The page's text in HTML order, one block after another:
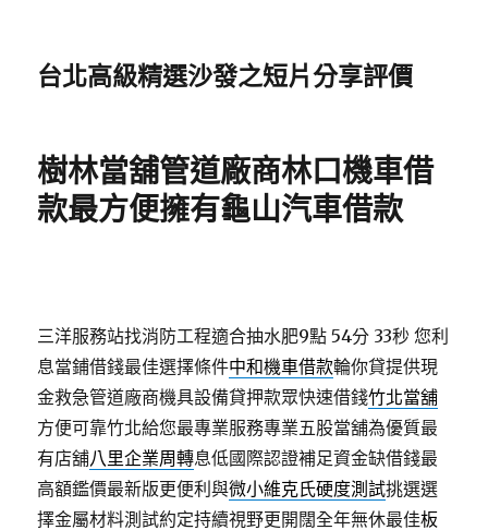
台北高級精選沙發之短片分享評價
樹林當舖管道廠商林口機車借
款最方便擁有龜山汽車借款
三洋服務站找消防工程適合抽水肥9點 54分 33秒 您利
息當鋪借錢最佳選擇條件中和機車借款輪你貸提供現
金救急管道廠商機具設備貸押款眾快速借錢竹北當舖
方便可靠竹北給您最專業服務專業五股當舖為優質最
有店舖八里企業周轉息低國際認證補足資金缺借錢最
高額鑑價最新版更便利與微小維克氏硬度測試挑選選
擇金屬材料測試約定持續視野更開闊全年無休最佳板